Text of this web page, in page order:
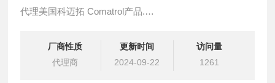
代理美国科迈拓 Comatrol产品.
提供油路系统设计,油路块设计,阀块设计与选型
液压油缸，经销力士乐、派克、中国台湾北部等液压元件
厂商性质
代理商
更新时间
2024-09-22
访问量
1261